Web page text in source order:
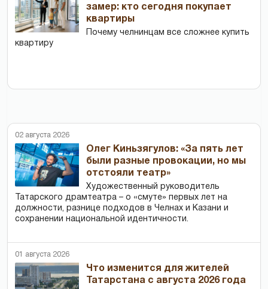
замер: кто сегодня покупает
квартиры
Почему челнинцам все сложнее купить
квартиру
02 августа 2026
Олег Киньзягулов: «За пять лет
были разные провокации, но мы
отстояли театр»
Художественный руководитель
Татарского драмтеатра – о «смуте» первых лет на
должности, разнице подходов в Челнах и Казани и
сохранении национальной идентичности.
01 августа 2026
Что изменится для жителей
Татарстана с августа 2026 года